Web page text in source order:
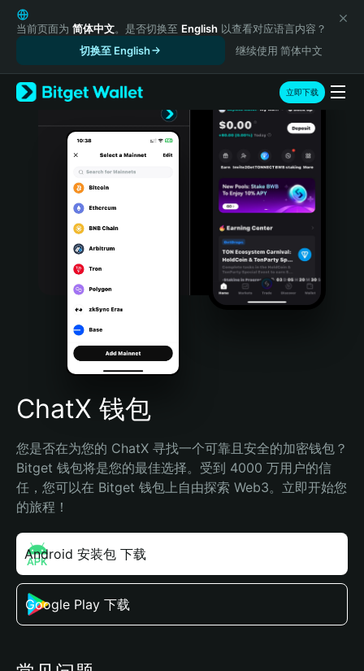
English
日本語
Русский
Español (Latinoamérica)
Türkçe
Português (Portugal)
Bahasa Indonesia
Português (Brasil)
Español (Argentina)
当前页面为 简体中文。是否切换至 English 以查看对应语言内容？
切换至 English
继续使用 简体中文
立即下载
ChatX 钱包
您是否在为您的 ChatX 寻找一个可靠且安全的加密钱包？
Bitget 钱包将是您的最佳选择。受到 4000 万用户的信
任，您可以在 Bitget 钱包上自由探索 Web3。立即开始您
的旅程！
Android 安装包 下载
Google Play 下载